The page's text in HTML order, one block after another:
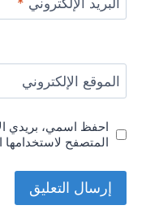
الموقع الإلكتروني
احفظ اسمي، بريدي
المتصفح لاستخدامها